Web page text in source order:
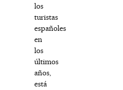
los
turistas
españoles
en
los
últimos
años,
está